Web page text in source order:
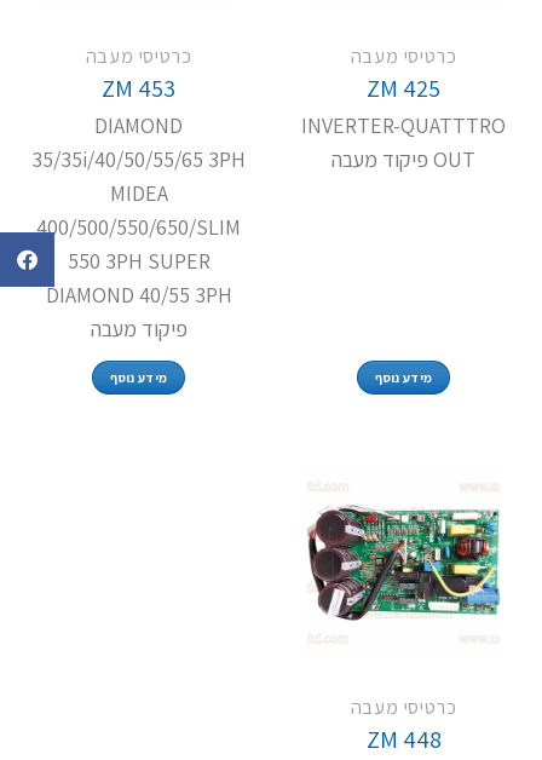
כרטיסי מעבה
ZM 425
INVERTER-QUATTTRO
OUT פיקוד מעבה
מידע נוסף
כרטיסי מעבה
ZM 453
DIAMOND
35/35i/40/50/55/65 3PH
MIDEA
400/500/550/650/SLIM
550 3PH SUPER
DIAMOND 40/55 3PH
פיקוד מעבה
מידע נוסף
כרטיסי מעבה
ZM 448